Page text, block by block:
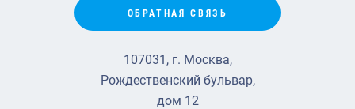
ОБРАТНАЯ СВЯЗЬ
107031, г. Москва,
Рождественский бульвар,
дом 12